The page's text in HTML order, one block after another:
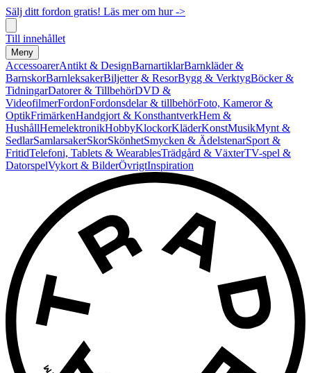
Sälj ditt fordon gratis! Läs mer om hur ->
Till innehållet
Meny
AccessoarerAntikt & DesignBarnartiklarBarnkläder &
BarnskorBarnleksakerBiljetter & ResorBygg & VerktygBöcker &
TidningarDatorer & TillbehörDVD &
VideofilmerFordonFordonsdelar & tillbehörFoto, Kameror &
OptikFrimärkenHandgjort & KonsthantverkHem &
HushållHemelektronikHobbyKlockorKläderKonstMusikMynt &
SedlarSamlarsakerSkorSkönhetSmycken & ÄdelstenarSport &
FritidTelefoni, Tablets & WearablesTrädgård & VäxterTV-spel &
DatorspelVykort & BilderÖvrigtInspiration